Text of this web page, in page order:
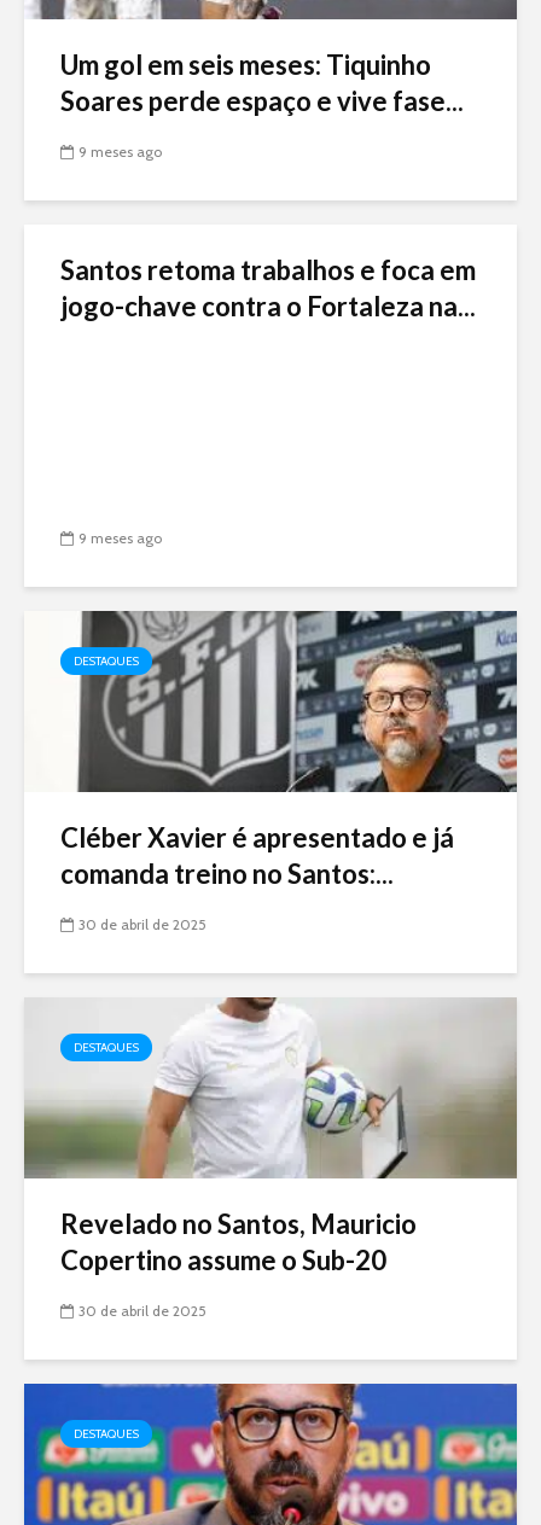
Um gol em seis meses: Tiquinho
Soares perde espaço e vive fase...
9 meses ago
Santos retoma trabalhos e foca em
jogo-chave contra o Fortaleza na...
9 meses ago
DESTAQUES
Cléber Xavier é apresentado e já
comanda treino no Santos:...
30 de abril de 2025
DESTAQUES
Revelado no Santos, Mauricio
Copertino assume o Sub-20
30 de abril de 2025
DESTAQUES